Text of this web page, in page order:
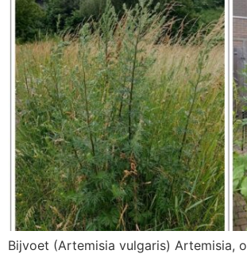
Bijvoet (Artemisia vulgaris) Artemisia,